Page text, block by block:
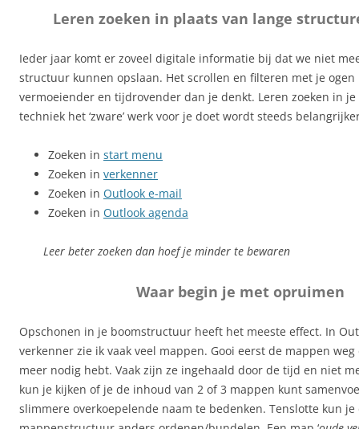
Leren zoeken in plaats van lange
Ieder jaar komt er zoveel digitale informatie bij dat we niet
structuur kunnen opslaan. Het scrollen en filteren met je ogen
vermoeiender en tijdrovender dan je denkt. Leren zoeken in
techniek het ‘zware’ werk voor je doet wordt steeds
Zoeken in start menu
Zoeken in verkenner
Zoeken in Outlook e-mail
Zoeken in Outlook agenda
Leer beter zoeken dan hoef je minder te bewaren
Waar begin je met opruimen
Opschonen in je boomstructuur heeft het meeste effect. In
verkenner zie ik vaak veel mappen. Gooi eerst de mappen
meer nodig hebt. Vaak zijn ze ingehaald door de tijd en niet
kun je kijken of je de inhoud van 2 of 3 mappen kunt
slimmere overkoepelende naam te bedenken. Tenslotte kun je